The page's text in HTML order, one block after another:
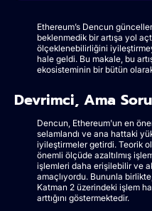
Ethereum’s Dencun
beklenmedik bir artışa yol
ölçeklenebilirliğini
hale geldi. Bu makale, bu
ekosisteminin bir bütün
Devrimci, Ama
Dencun, Ethereum'un en
selamlandı ve ana hattaki
iyileştirmeler getirdi. Teorik
önemli ölçüde azaltılmış
işlemleri daha erişilebilir ve
amaçlıyordu. Bununla
Katman 2 üzerindeki işlem
arttığını göstermektedir.